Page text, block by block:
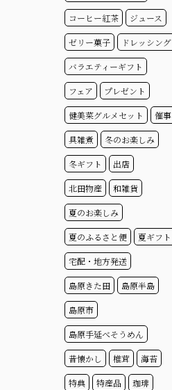
コーヒー紅茶 ジュース
ゼリー菓子 ドレッシング
バラエティーギフト
フェア プレゼント
健美菜グルメセット 催事
具雑煮 冬のお楽しみ
冬ギフト 出店
北田物産 和雑貨
夏のお楽しみ
夏のふるさと便 夏ギフト
宅配・地方発送
島原きた田 島原半島
島原市
島原手延べそうめん
昔懐かし 椎茸 海苔
特典 特産品 珈琲